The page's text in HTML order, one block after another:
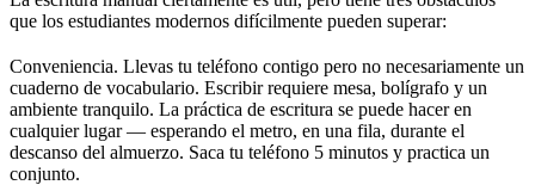
que los estudiantes modernos difícilmente pueden superar:
Conveniencia. Llevas tu teléfono contigo pero no necesariamente un
cuaderno de vocabulario. Escribir requiere mesa, bolígrafo y un
ambiente tranquilo. La práctica de escritura se puede hacer en
cualquier lugar — esperando el metro, en una fila, durante el
descanso del almuerzo. Saca tu teléfono 5 minutos y practica un
conjunto.